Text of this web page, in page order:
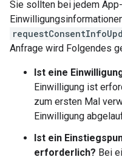
Sie sollten bei jedem
Anfrage wird Folgendes
Ist eine
Einwilligung ist
zum ersten Mal
Einwilligung
Ist ein
erforderlich? Bei